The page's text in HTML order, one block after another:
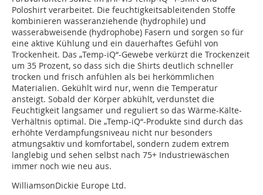
Poloshirt verarbeitet. Die feuchtigkeitsableitenden Stoffe
kombinieren wasseranziehende (hydrophile) und
wasserabweisende (hydrophobe) Fasern und sorgen so für
eine aktive Kühlung und ein dauerhaftes Gefühl von
Trockenheit. Das „Temp-iQ“-Gewebe verkürzt die Trockenzeit
um 35 Prozent, so dass sich die Shirts deutlich schneller
trocken und frisch anfühlen als bei herkömmlichen
Materialien. Gekühlt wird nur, wenn die Temperatur
ansteigt. Sobald der Körper abkühlt, verdunstet die
Feuchtigkeit langsamer und reguliert so das Wärme-Kälte-
Verhältnis optimal. Die „Temp-iQ“-Produkte sind durch das
erhöhte Verdampfungsniveau nicht nur besonders
atmungsaktiv und komfortabel, sondern zudem extrem
langlebig und sehen selbst nach 75+ Industriewäschen
immer noch wie neu aus.
WilliamsonDickie Europe Ltd.